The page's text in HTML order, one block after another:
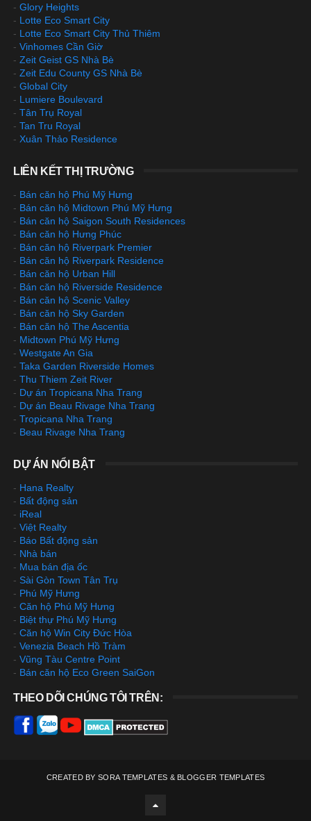
- Glory Heights
- Lotte Eco Smart City
- Lotte Eco Smart City Thủ Thiêm
- Vinhomes Cần Giờ
- Zeit Geist GS Nhà Bè
- Zeit Edu County GS Nhà Bè
- Global City
- Lumiere Boulevard
- Tân Trụ Royal
- Tan Tru Royal
- Xuân Thảo Residence
LIÊN KẾT THỊ TRƯỜNG
- Bán căn hộ Phú Mỹ Hưng
- Bán căn hộ Midtown Phú Mỹ Hưng
- Bán căn hộ Saigon South Residences
- Bán căn hộ Hưng Phúc
- Bán căn hộ Riverpark Premier
- Bán căn hộ Riverpark Residence
- Bán căn hộ Urban Hill
- Bán căn hộ Riverside Residence
- Bán căn hộ Scenic Valley
- Bán căn hộ Sky Garden
- Bán căn hộ The Ascentia
- Midtown Phú Mỹ Hưng
- Westgate An Gia
- Taka Garden Riverside Homes
- Thu Thiem Zeit River
- Dự án Tropicana Nha Trang
- Dự án Beau Rivage Nha Trang
- Tropicana Nha Trang
- Beau Rivage Nha Trang
DỰ ÁN NỔI BẬT
- Hana Realty
- Bất động sản
- iReal
- Việt Realty
- Báo Bất động sản
- Nhà bán
- Mua bán địa ốc
- Sài Gòn Town Tân Trụ
- Phú Mỹ Hưng
- Căn hộ Phú Mỹ Hưng
- Biệt thự Phú Mỹ Hưng
- Căn hộ Win City Đức Hòa
- Venezia Beach Hồ Tràm
- Vũng Tàu Centre Point
- Bán căn hộ Eco Green SaiGon
THEO DÕI CHÚNG TÔI TRÊN:
CREATED BYSORA TEMPLATES & BLOGGER TEMPLATES